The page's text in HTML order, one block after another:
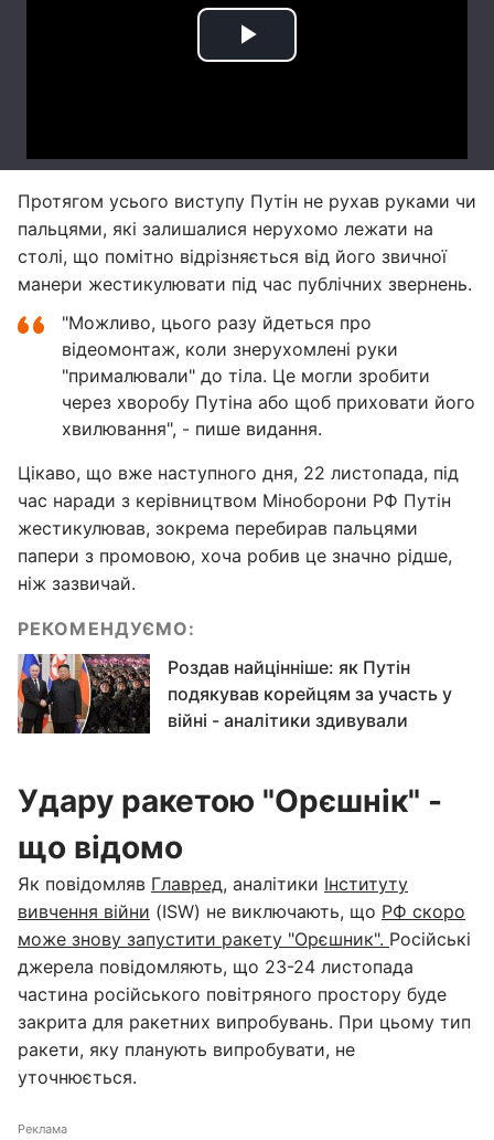
Протягом усього виступу Путін не рухав руками чи
пальцями, які залишалися нерухомо лежати на
столі, що помітно відрізняється від його звичної
манери жестикулювати під час публічних звернень.
"Можливо, цього разу йдеться про
відеомонтаж, коли знерухомлені руки
"прималювали" до тіла. Це могли зробити
через хворобу Путіна або щоб приховати його
хвилювання", - пише видання.
Цікаво, що вже наступного дня, 22 листопада, під
час наради з керівництвом Міноборони РФ Путін
жестикулював, зокрема перебирав пальцями
папери з промовою, хоча робив це значно рідше,
ніж зазвичай.
РЕКОМЕНДУЄМО:
Роздав найцінніше: як Путін
подякував корейцям за участь у
війні - аналітики здивували
Удару ракетою "Орєшнік" -
що відомо
Як повідомляв Главред, аналітики Інституту
вивчення війни (ISW) не виключають, що РФ скоро
може знову запустити ракету "Орєшник". Російські
джерела повідомляють, що 23-24 листопада
частина російського повітряного простору буде
закрита для ракетних випробувань. При цьому тип
ракети, яку планують випробувати, не
уточнюється.
Реклама